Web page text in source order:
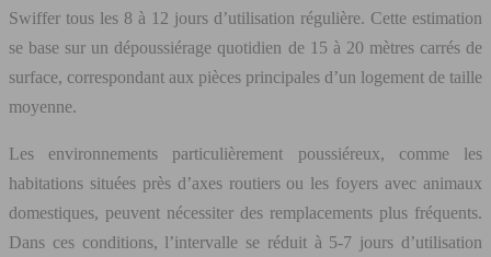
Swiffer tous les 8 à 12 jours d’utilisation régulière. Cette estimation
se base sur un dépoussiérage quotidien de 15 à 20 mètres carrés de
surface, correspondant aux pièces principales d’un logement de taille
moyenne.
Les environnements particulièrement poussiéreux, comme les
habitations situées près d’axes routiers ou les foyers avec animaux
domestiques, peuvent nécessiter des remplacements plus fréquents.
Dans ces conditions, l’intervalle se réduit à 5-7 jours d’utilisation